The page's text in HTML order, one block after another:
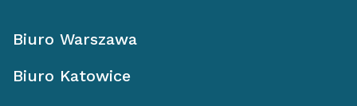
Biuro Warszawa
Biuro Katowice